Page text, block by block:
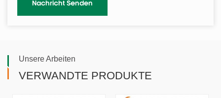
Unsere Arbeiten
VERWANDTE PRODUKTE